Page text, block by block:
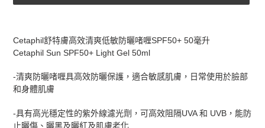
品
加
您
的
Cetaphil舒特膚高效清爽低敏防曬啫喱SPF50+ 50毫升
Cetaphil Sun SPF50+ Light Gel 50ml
-清爽防曬啫喱具高效防曬保護，適合敏感肌膚，日常使用於臉部
和身體肌膚
-具有高光穩定性的紫外線濾光劑，可高效阻隔UVA 和 UVB，能防
止曬傷、曬黑及曬紅及肌膚老化